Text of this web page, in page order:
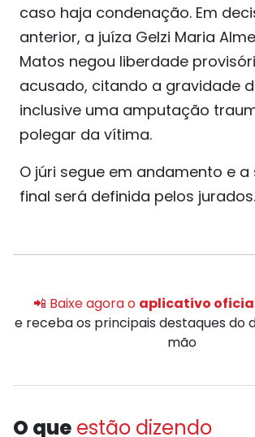
caso haja condenação. Em
anterior, a juíza Gelzi Maria
Matos negou liberdade
acusado, citando a gravidade
inclusive uma amputação
polegar da vítima.
O júri segue em andamento e a
final será definida pelos jurados.
📲 Baixe agora o aplicativo oficial
e receba os principais destaques do
mão
O que estão dizendo